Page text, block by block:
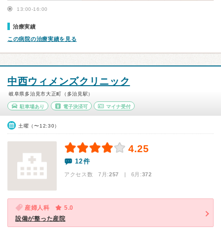
13:00-16:00
治療実績
この病院の治療実績を見る
中西ウィメンズクリニック
岐阜県多治見市大正町（多治見駅）
駐車場あり 電子決済可 マイナ受付
土曜（〜12:30）
4.25
12件
アクセス数 7月:257 | 6月:372
産婦人科
5.0
設備が整った産院